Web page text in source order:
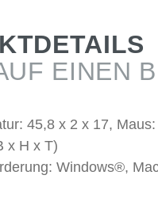
EINEN
45,8 x 2 x 17,
x H x T)
Windows®,